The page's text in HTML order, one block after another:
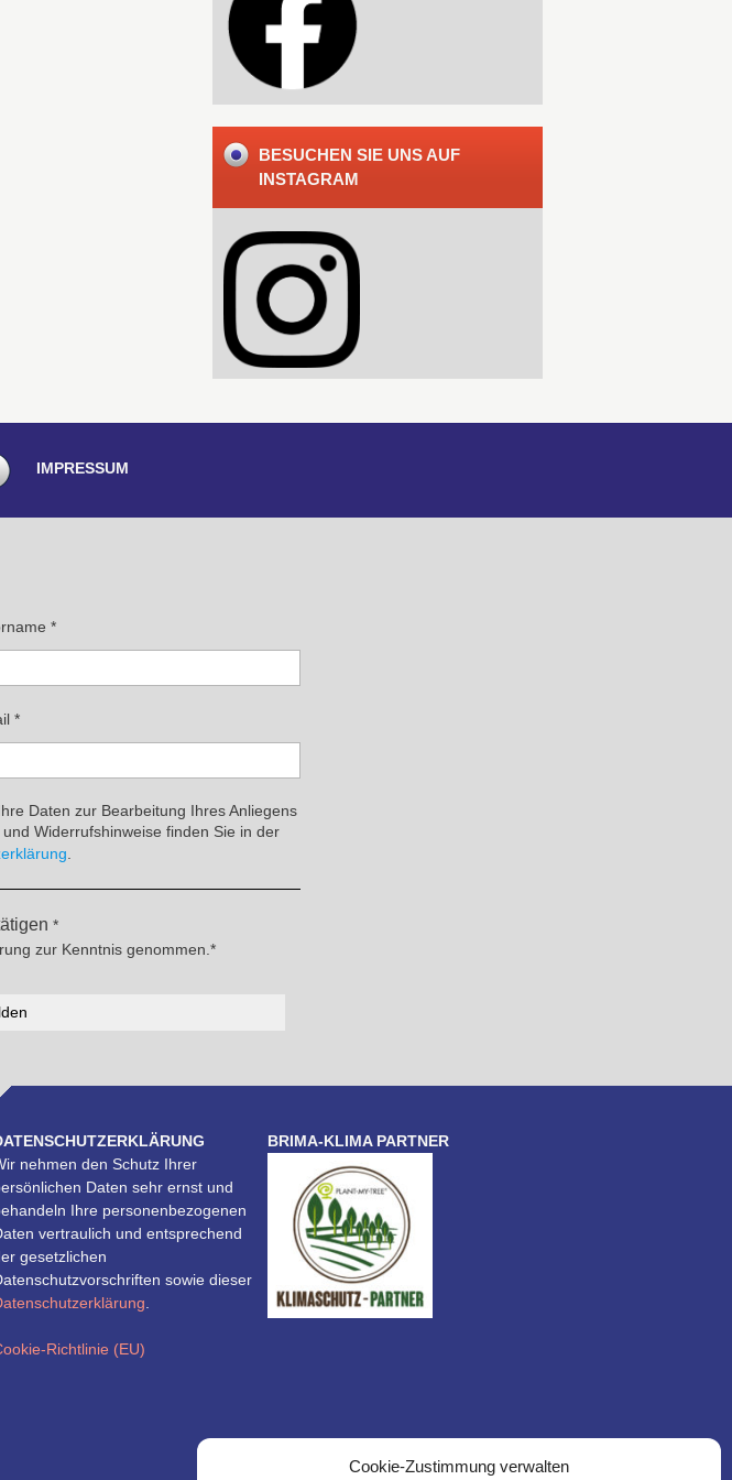
Cookie-Zustimmung verwalten
BESUCHEN SIE UNS AUF
INSTAGRAM
IMPRESSUM
*
*
Daten zur Bearbeitung Ihres Anliegens
Widerrufshinweise finden Sie in der
*
zur Kenntnis genommen.*
nehmen den Schutz Ihrer
Daten sehr ernst und
Ihre personenbezogenen
vertraulich und entsprechend
gesetzlichen
sowie dieser
Richtlinie (EU)
BRIMA-KLIMA PARTNER